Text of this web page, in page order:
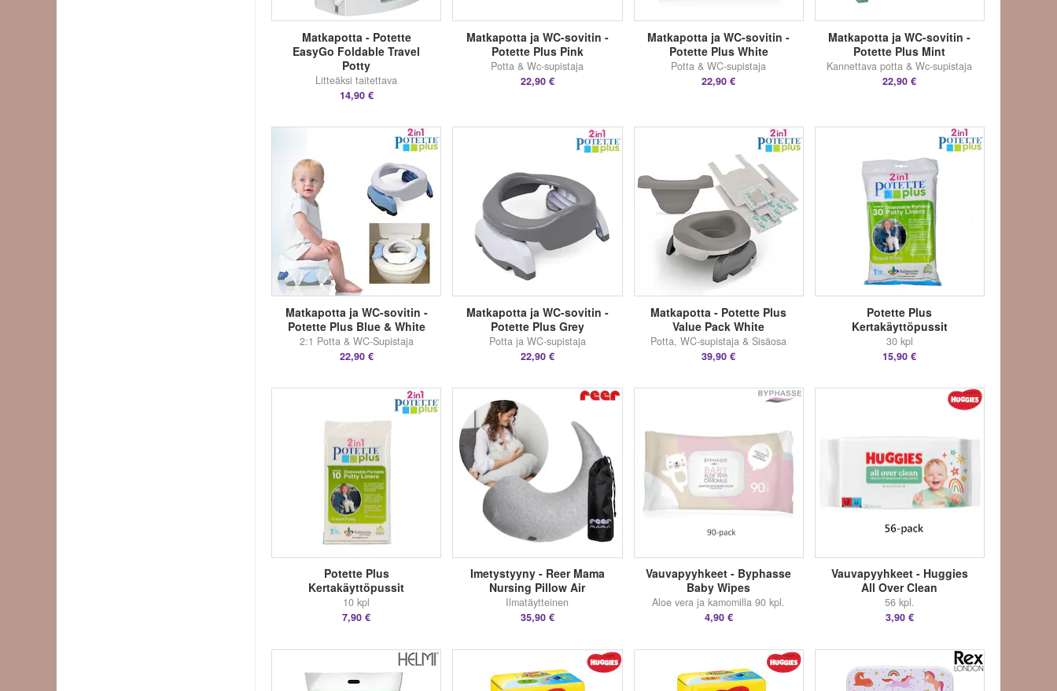
Matkapotta - Potette
EasyGo Foldable Travel
Potty
Litteäksi taitettava
14,90 €
Matkapotta ja WC-sovitin -
Potette Plus Pink
Potta & Wc-supistaja
22,90 €
Matkapotta ja WC-sovitin -
Potette Plus White
Potta & WC-supistaja
22,90 €
Matkapotta ja WC-sovitin -
Potette Plus Mint
Kannettava potta & Wc-supistaja
22,90 €
Matkapotta ja WC-sovitin -
Potette Plus Blue & White
2:1 Potta & WC-Supistaja
22,90 €
Matkapotta ja WC-sovitin -
Potette Plus Grey
Potta ja WC-supistaja
22,90 €
Matkapotta - Potette Plus
Value Pack White
Potta, WC-supistaja & Sisäosa
39,90 €
Potette Plus
Kertakäyttöpussit
30 kpl
15,90 €
Potette Plus
Kertakäyttöpussit
10 kpl
7,90 €
Imetystyyny - Reer Mama
Nursing Pillow Air
Ilmatäytteinen
35,90 €
Vauvapyyhkeet - Byphasse
Baby Wipes
Aloe vera ja kamomilla 90 kpl.
4,90 €
Vauvapyyhkeet - Huggies
All Over Clean
56 kpl.
3,90 €